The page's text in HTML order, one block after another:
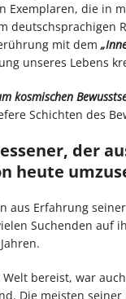
Exemplaren, die in
mit dem
unseres Lebens
kosmischen
Schichten des
der
heute
aus Erfahrung
Suchenden
bereist, war
Die meisten